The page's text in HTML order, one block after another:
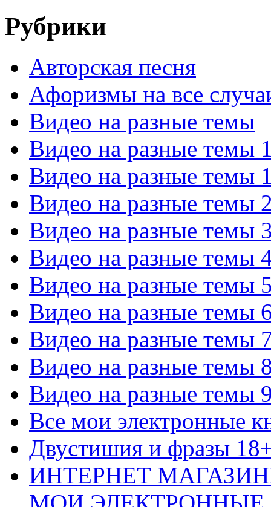
Рубрики
Авторская песня
Афоризмы на все
Видео на разные темы
Видео на разные темы
Видео на разные темы
Видео на разные темы
Видео на разные темы
Видео на разные темы
Видео на разные темы
Видео на разные темы
Видео на разные темы
Видео на разные темы
Видео на разные темы
Все мои электронные
Двустишия и фразы
ИНТЕРНЕТ